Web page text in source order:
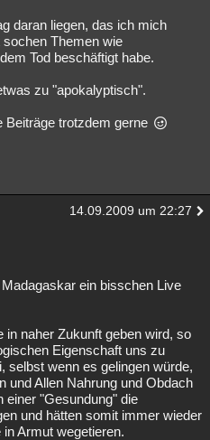
daran liegen, das ich mich
Themen wie
Tod beschäftigt habe.
zu "apokalyptisch".
Beiträge trotzdem gerne
14.09.2009 um 22:27
ein bisschen Live
in naher Zukunft geben wird, so
Eigenschaft uns zu
selbst wenn es gelingen würde,
und Allen Nahrung und Obdach
einer "Gesundung" die
und hätten somit immer wieder
Armut wegetieren.